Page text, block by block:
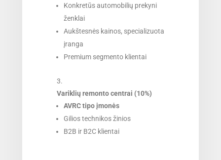
Konkretūs automobilių prekyni
ženklai
Aukštesnės kainos, specializuota
įranga
Premium segmento klientai
Variklių remonto centrai (10%)
AVRC tipo įmonės
Gilios technikos žinios
B2B ir B2C klientai